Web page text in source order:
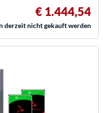
€ 1.444,54
derzeit nicht gekauft werden